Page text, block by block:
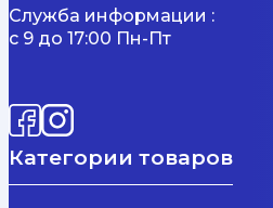
Служба информации :
с 9 до 17:00 Пн-Пт
Категории товаров